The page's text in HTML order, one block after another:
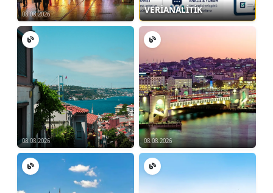
08.08.2026 VERİANALİTİK
08.08.2026 08.08.2026